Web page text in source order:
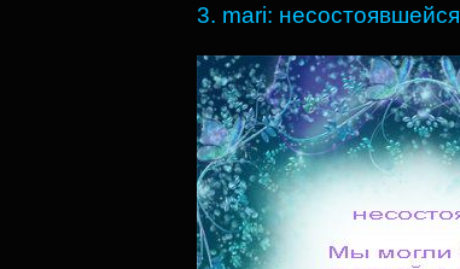
3. mari: несостоявшейся